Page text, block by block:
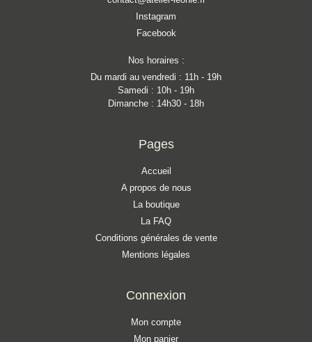
Instagram
Facebook
Nos horaires :
Du mardi au vendredi : 11h - 19h
Samedi : 10h - 19h
Dimanche : 14h30 - 18h
Pages
Accueil
A propos de nous
La boutique
La FAQ
Conditions générales de vente
Mentions légales
Connexion
Mon compte
Mon panier